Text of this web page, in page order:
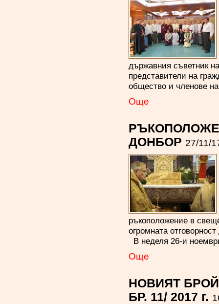
държавния съветник
представители на
общество и членове
Oще
ДОНБОР 27/11/
ръкоположение в
огромната
В неделя 26-и
Oще
НОВИЯТ БРОЙ
БР. 11/ 2017 г.